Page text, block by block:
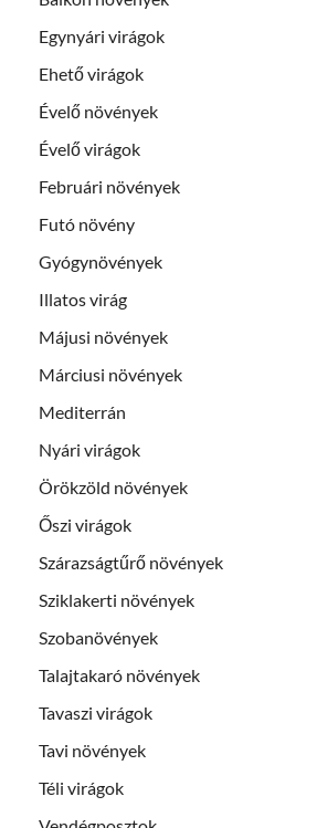
Egynyári virágok
Ehető virágok
Évelő növények
Évelő virágok
Februári növények
Futó növény
Gyógynövények
Illatos virág
Májusi növények
Márciusi növények
Mediterrán
Nyári virágok
Örökzöld növények
Őszi virágok
Szárazságtűrő növények
Sziklakerti növények
Szobanövények
Talajtakaró növények
Tavaszi virágok
Tavi növények
Téli virágok